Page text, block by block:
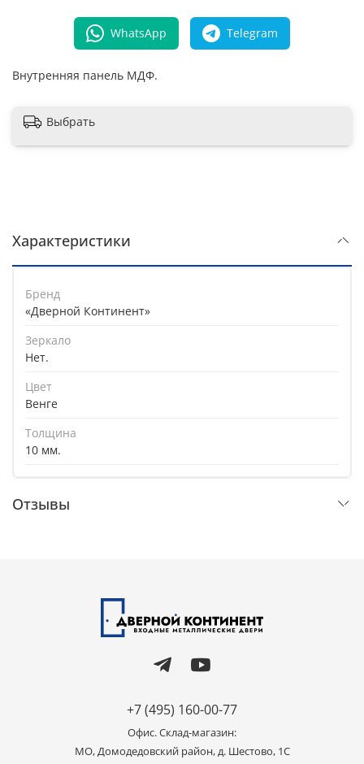
WhatsApp Telegram
Внутренняя панель МДФ.
Выбрать
Характеристики
Бренд
«Дверной Континент»
Зеркало
Нет.
Цвет
Венге
Толщина
10 мм.
Отзывы
+7 (495) 160-00-77
Офис. Склад-магазин:
МО, Домодедовский район, д. Шестово, 1C